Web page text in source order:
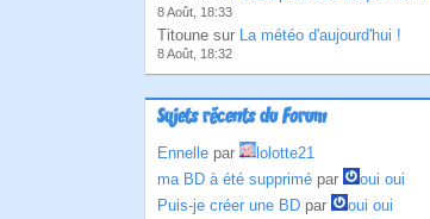
8 Août, 18:33
Titoune sur La météo d'aujourd'hui !
8 Août, 18:32
Sujets récents du Forum
Ennelle par
lolotte21
ma BD à été supprimé par
oui oui
Puis-je créer une BD par
oui oui